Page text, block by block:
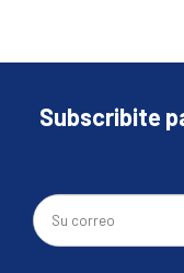
Subscribite